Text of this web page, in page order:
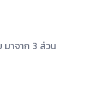
มาจาก 3 ส่วน